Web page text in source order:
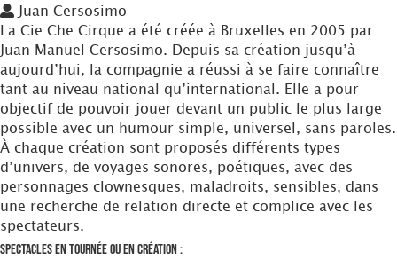
Juan Cersosimo
La Cie Che Cirque a été créée à Bruxelles en 2005 par
Juan Manuel Cersosimo. Depuis sa création jusqu’à
aujourd’hui, la compagnie a réussi à se faire connaître
tant au niveau national qu’international. Elle a pour
objectif de pouvoir jouer devant un public le plus large
possible avec un humour simple, universel, sans paroles.
À chaque création sont proposés différents types
d’univers, de voyages sonores, poétiques, avec des
personnages clownesques, maladroits, sensibles, dans
une recherche de relation directe et complice avec les
spectateurs.
Spectacles en tournée ou en création :